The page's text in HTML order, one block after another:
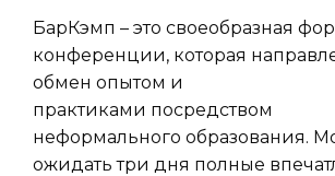
БарКэмп – это своеобразная
конференции, которая
обмен опытом и
практиками посредством
неформального образования.
ожидать три дня полные